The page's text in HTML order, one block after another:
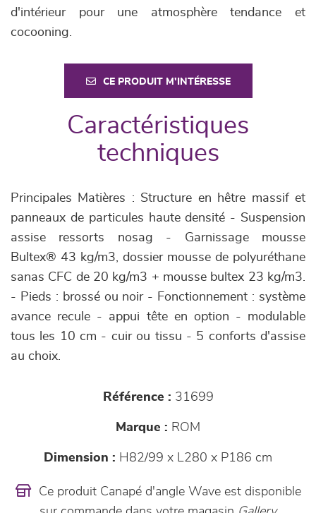
d'intérieur pour une atmosphère tendance et
cocooning.
CE PRODUIT M'INTÉRESSE
Caractéristiques
techniques
Principales Matières : Structure en hêtre massif et
panneaux de particules haute densité - Suspension
assise ressorts nosag - Garnissage mousse
Bultex® 43 kg/m3, dossier mousse de polyuréthane
sanas CFC de 20 kg/m3 + mousse bultex 23 kg/m3.
- Pieds : brossé ou noir - Fonctionnement : système
avance recule - appui tête en option - modulable
tous les 10 cm - cuir ou tissu - 5 conforts d'assise
au choix.
Référence : 31699
Marque : ROM
Dimension : H82/99 x L280 x P186 cm
Ce produit Canapé d'angle Wave est disponible